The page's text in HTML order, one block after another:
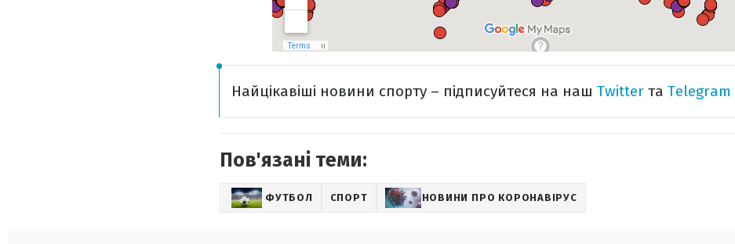
Найцікавіші новини спорту – підписуйтеся на наш Twitter та Telegram
Пов'язані теми:
ФУТБОЛ СПОРТ НОВИНИ ПРО КОРОНАВІРУС